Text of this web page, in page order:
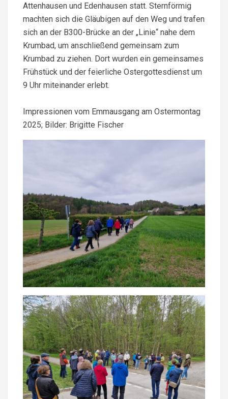
Attenhausen und Edenhausen statt. Sternförmig
machten sich die Gläubigen auf den Weg und trafen
sich an der B300-Brücke an der „Linie“ nahe dem
Krumbad, um anschließend gemeinsam zum
Krumbad zu ziehen. Dort wurden ein gemeinsames
Frühstück und der feierliche Ostergottesdienst um
9 Uhr miteinander erlebt.
Impressionen vom Emmausgang am Ostermontag
2025; Bilder: Brigitte Fischer